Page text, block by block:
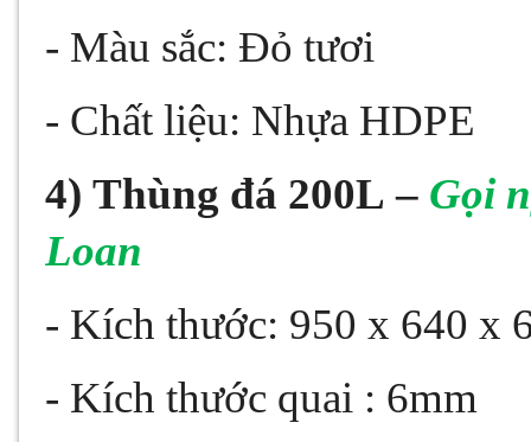
- Màu sắc: Đỏ tươi
- Chất liệu: Nhựa HDPE
4)Thùng đá 200L – Gọi
Loan
- Kích thước: 950 x 640 x
- Kích thước quai : 6mm